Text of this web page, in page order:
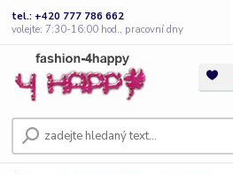
tel.: +420 777 786 662
volejte: 7:30-16:00 hod., pracovní dny